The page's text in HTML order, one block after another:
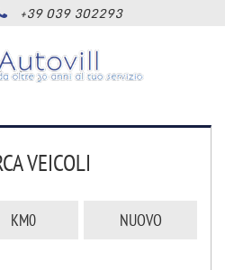
+39 039 302293
VEICOLI
KM0 NUOVO